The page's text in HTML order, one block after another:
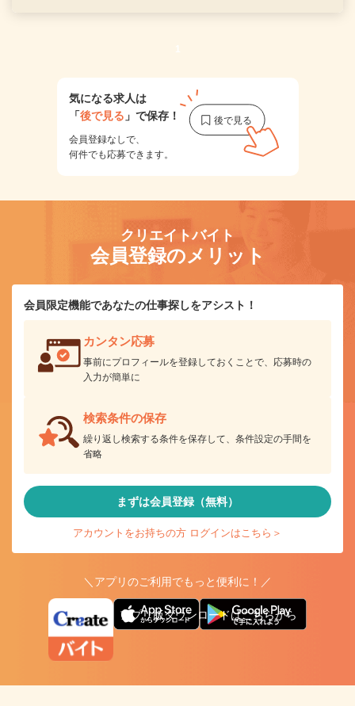
1
気になる求人は
「後で見る 」で保存！
会員登録なしで、
何件でも応募できます。
クリエイトバイト
会員登録のメリット
会員限定機能であなたの仕事探しをアシスト！
カンタン応募
事前にプロフィールを登録しておくことで、応募時の
入力が簡単に
検索条件の保存
繰り返し検索する条件を保存して、条件設定の手間を
省略
まずは会員登録（無料）
アカウントをお持ちの方 ログインはこちら＞
＼アプリのご利用でもっと便利に！／
アプリ版ダウンロードはこちらから